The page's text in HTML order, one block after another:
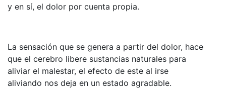
y en sí, el dolor por cuenta propia.
La sensación que se genera a partir del dolor, hace
que el cerebro libere sustancias naturales para
aliviar el malestar, el efecto de este al irse
aliviando nos deja en un estado agradable.